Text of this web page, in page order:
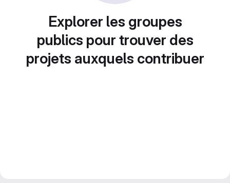
Explorer les groupes
publics pour trouver des
projets auxquels contribuer